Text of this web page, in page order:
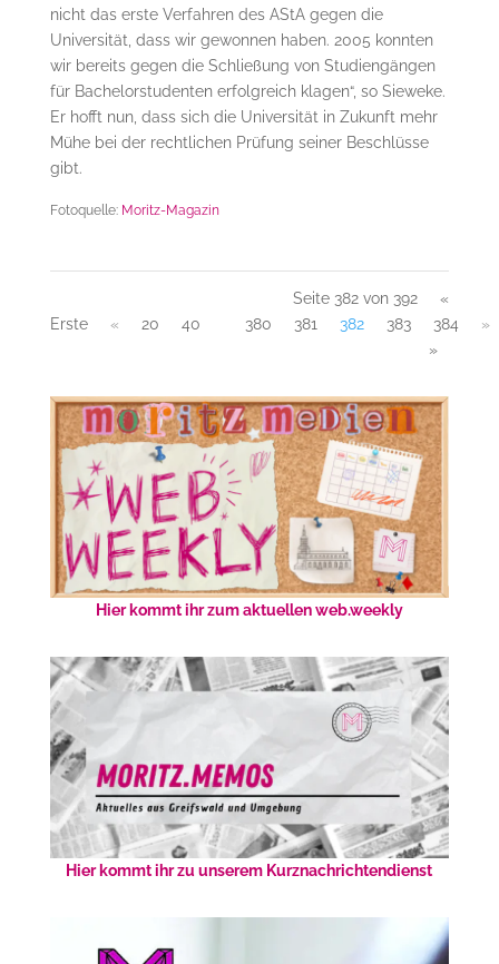
nicht das erste Verfahren des AStA gegen die
Universität, dass wir gewonnen haben. 2005 konnten
wir bereits gegen die Schließung von Studiengängen
für Bachelorstudenten erfolgreich klagen“, so Sieweke.
Er hofft nun, dass sich die Universität in Zukunft mehr
Mühe bei der rechtlichen Prüfung seiner Beschlüsse
gibt.
Fotoquelle: Moritz-Magazin
Seite 382 von 392
«
Erste
« 20 40 380 381 382 383 384
»
»
Hier kommt ihr zum aktuellen web.weekly
Hier kommt ihr zu unserem Kurznachrichtendienst